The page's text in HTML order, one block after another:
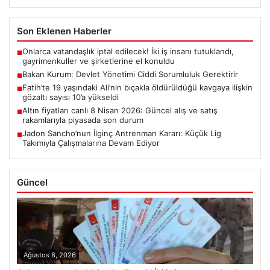
Son Eklenen Haberler
■Onlarca vatandaşlık iptal edilecek! İki iş insanı tutuklandı,
gayrimenkuller ve şirketlerine el konuldu
■Bakan Kurum: Devlet Yönetimi Ciddi Sorumluluk Gerektirir
■Fatih’te 19 yaşındaki Ali’nin bıçakla öldürüldüğü kavgaya ilişkin
gözaltı sayısı 10’a yükseldi
■Altın fiyatları canlı 8 Nisan 2026: Güncel alış ve satış
rakamlarıyla piyasada son durum
■Jadon Sancho’nun İlginç Antrenman Kararı: Küçük Lig
Takımıyla Çalışmalarına Devam Ediyor
Güncel
Ağustos 8, 2026